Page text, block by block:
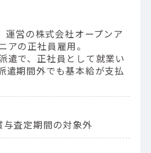
営の株式会社オープンア
アの正社員雇用。
遣で、正社員として就業い
遣期間外でも基本給が支払
査定期間の対象外